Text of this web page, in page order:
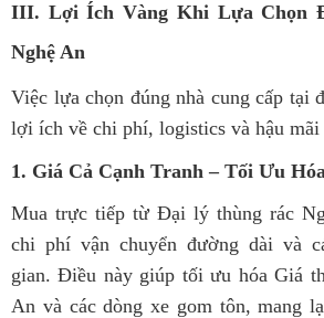
III. Lợi Ích Vàng Khi Lựa Chọn
Nghệ An
Việc lựa chọn đúng nhà cung cấp tại
lợi ích về chi phí, logistics và hậu
1. Giá Cả Cạnh Tranh – Tối Ưu
Mua trực tiếp từ Đại lý thùng rác
chi phí vận chuyển đường dài và
gian. Điều này giúp tối ưu hóa Giá
An và các dòng xe gom tôn, mang